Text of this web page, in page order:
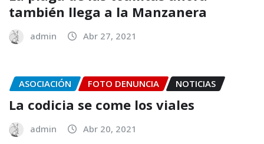
también llega a la Manzanera
admin Abr 27, 2021
ASOCIACIÓN FOTO DENUNCIA NOTICIAS
La codicia se come los viales
admin Abr 20, 2021